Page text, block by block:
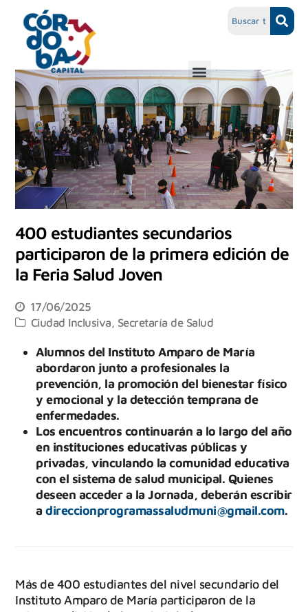
400 estudiantes secundarios
participaron de la primera edición de
la Feria Salud Joven
17/06/2025
Ciudad Inclusiva Secretaría de Salud
Alumnos del Instituto Amparo de María
abordaron junto a profesionales la
prevención, la promoción del bienestar físico
y emocional y la detección temprana de
enfermedades.
Los encuentros continuarán a lo largo del año
en instituciones educativas públicas y
privadas, vinculando la comunidad educativa
con el sistema de salud municipal. Quienes
deseen acceder a la Jornada, deberán escribir
adireccionprogramassaludmuni@gmail.com.
Más de 400 estudiantes del nivel secundario del
Instituto Amparo de María participaron de la